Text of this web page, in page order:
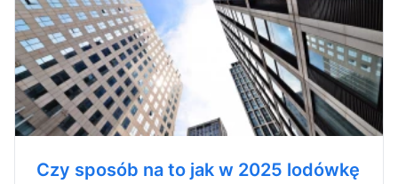
Czy sposób na to jak w 2025 lodówkę